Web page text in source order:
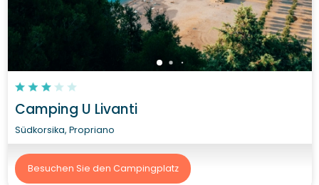
Camping U Livanti
Südkorsika, Propriano
Besuchen Sie den Campingplatz